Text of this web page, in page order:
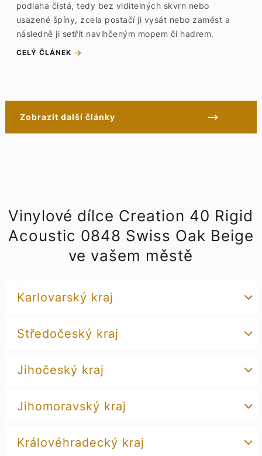
podlaha čistá, tedy bez viditelných skvrn nebo
usazené špíny, zcela postačí ji vysát nebo zamést a
následně ji setřít navlhčeným mopem či hadrem.
CELÝ ČLÁNEK
Zobrazit další články
Vinylové dílce Creation 40 Rigid
Acoustic 0848 Swiss Oak Beige
ve vašem městě
Karlovarský kraj
Středočeský kraj
Jihočeský kraj
Jihomoravský kraj
Královéhradecký kraj